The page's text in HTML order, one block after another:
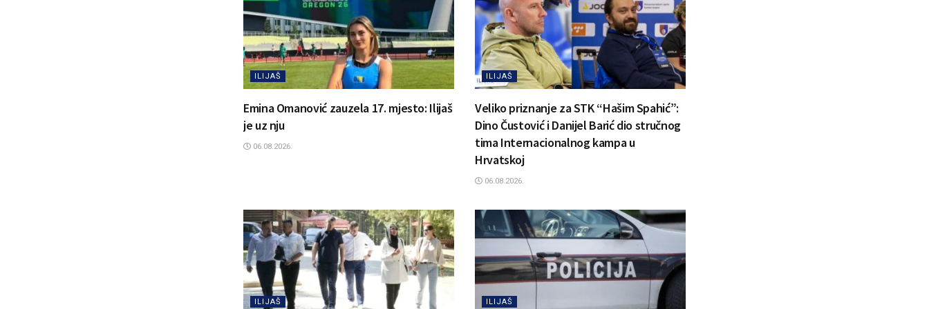
ILIJAŠ
Emina Omanović zauzela 17. mjesto: Ilijaš
je uz nju
06.08.2026.
ILIJAŠ
Veliko priznanje za STK “Hašim Spahić”:
Dino Čustović i Danijel Barić dio stručnog
tima Internacionalnog kampa u
Hrvatskoj
06.08.2026.
ILIJAŠ ILIJAŠ